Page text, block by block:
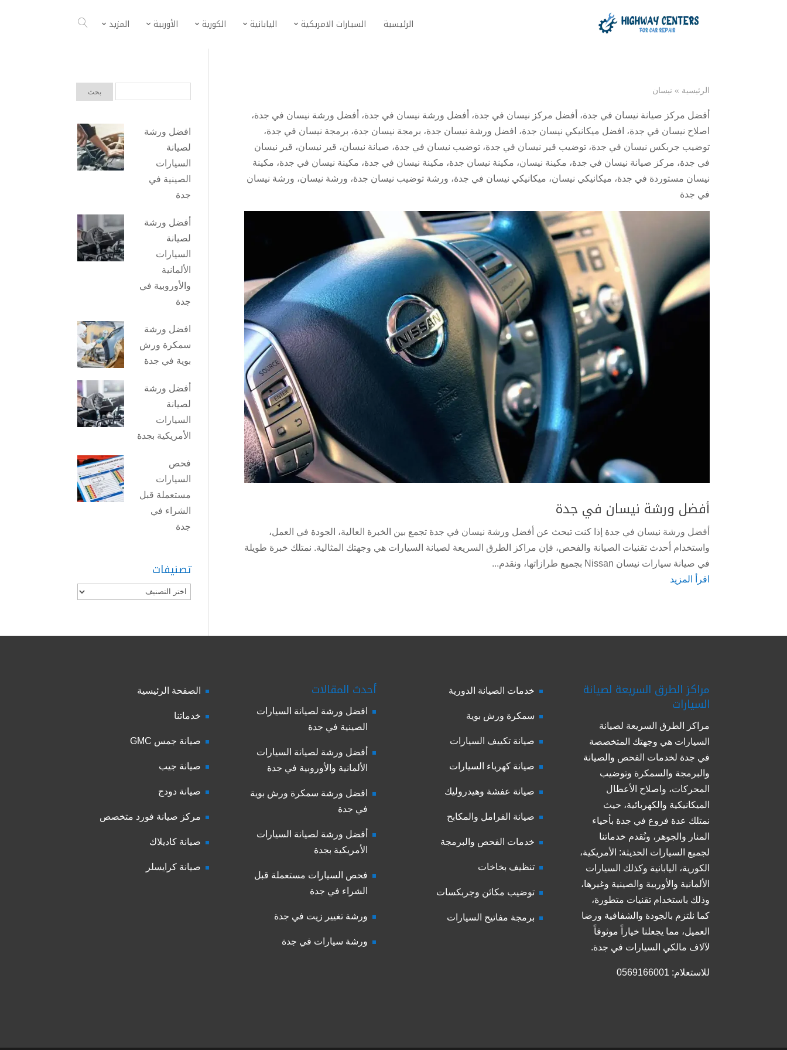
الرئيسية السيارات الامريكية اليابانية الكورية الأوربية المزيد
الرئيسية » نيسان
أفضل مركز صيانة نيسان في جدة، أفضل مركز نيسان في جدة، أفضل ورشة نيسان في جدة، أفضل ورشة نيسان في جدة،
اصلاح نيسان في جدة، افضل ميكانيكي نيسان جدة، افضل ورشة نيسان جدة، برمجة نيسان جدة، برمجة نيسان في جدة،
توضيب جربكس نيسان في جدة، توضيب قير نيسان في جدة، توضيب نيسان في جدة، صيانة نيسان، قير نيسان، قير نيسان
في جدة، مركز صيانة نيسان في جدة، مكينة نيسان، مكينة نيسان جدة، مكينة نيسان في جدة، مكينة نيسان في جدة، مكينة
نيسان مستوردة في جدة، ميكانيكي نيسان، ميكانيكي نيسان في جدة، ورشة توضيب نيسان جدة، ورشة نيسان، ورشة نيسان
في جدة
أفضل ورشة نيسان في جدة
أفضل ورشة نيسان في جدة إذا كنت تبحث عن أفضل ورشة نيسان في جدة تجمع بين الخبرة العالية، الجودة في العمل،
واستخدام أحدث تقنيات الصيانة والفحص، فإن مراكز الطرق السريعة لصيانة السيارات هي وجهتك المثالية. نمتلك خبرة طويلة
في صيانة سيارات نيسان Nissan بجميع طرازاتها، ونقدم...
اقرأ المزيد
افضل ورشة
لصيانة
السيارات
الصينية في
جدة
أفضل ورشة
لصيانة
السيارات
الألمانية
والأوروبية في
جدة
افضل ورشة
سمكرة ورش
بوية في جدة
أفضل ورشة
لصيانة
السيارات
الأمريكية بجدة
فحص
السيارات
مستعملة قبل
الشراء في
جدة
تصنيفات
تصنيفات
مراكز الطرق السريعة لصيانة
السيارات
مراكز الطرق السريعة لصيانة
السيارات هي وجهتك المتخصصة
في جدة لخدمات الفحص والصيانة
والبرمجة والسمكرة وتوضيب
المحركات، واصلاح الأعطال
الميكانيكية والكهربائية، حيث
نمتلك عدة فروع في جدة بأحياء
المنار والجوهر، ونُقدم خدماتنا
لجميع السيارات الحديثة: الأمريكية،
الكورية، اليابانية وكذلك السيارات
الألمانية والأوربية والصينية وغيرها،
وذلك باستخدام تقنيات متطورة،
كما نلتزم بالجودة والشفافية ورضا
العميل، مما يجعلنا خياراً موثوقاً
لآلاف مالكي السيارات في جدة.
للاستعلام: 0569166001
خدمات الصيانة الدورية
سمكرة ورش بوية
صيانة تكييف السيارات
صيانة كهرباء السيارات
صيانة عفشة وهيدروليك
صيانة الفرامل والمكابح
خدمات الفحص والبرمجة
تنظيف بخاخات
توضيب مكائن وجربكسات
برمجة مفاتيح السيارات
أحدث المقالات
افضل ورشة لصيانة السيارات
الصينية في جدة
أفضل ورشة لصيانة السيارات
الألمانية والأوروبية في جدة
افضل ورشة سمكرة ورش بوية
في جدة
أفضل ورشة لصيانة السيارات
الأمريكية بجدة
فحص السيارات مستعملة قبل
الشراء في جدة
ورشة تغيير زيت في جدة
ورشة سيارات في جدة
الصفحة الرئيسية
خدماتنا
صيانة جمس GMC
صيانة جيب
صيانة دودج
مركز صيانة فورد متخصص
صيانة كاديلاك
صيانة كرايسلر